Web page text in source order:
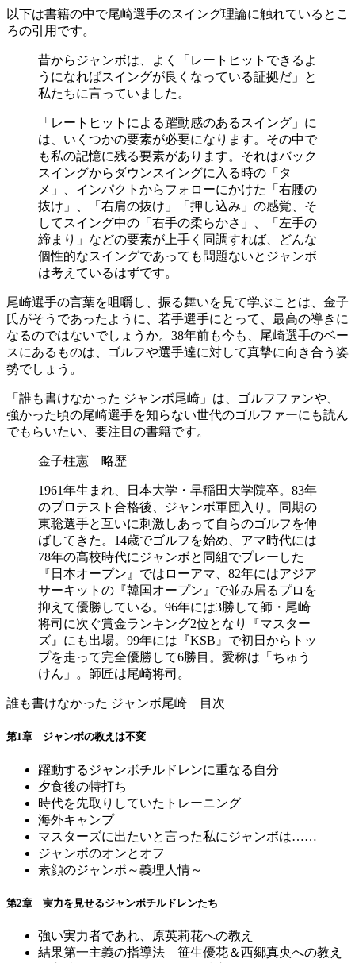
以下は書籍の中で尾崎選手のスイング理論に触れているとこ
ろの引用です。
昔からジャンボは、よく「レートヒットできるよ
うになればスイングが良くなっている証拠だ」と
私たちに言っていました。
「レートヒットによる躍動感のあるスイング」に
は、いくつかの要素が必要になります。その中で
も私の記憶に残る要素があります。それはバック
スイングからダウンスイングに入る時の「タ
メ」、インパクトからフォローにかけた「右腰の
抜け」、「右肩の抜け」「押し込み」の感覚、そ
してスイング中の「右手の柔らかさ」、「左手の
締まり」などの要素が上手く同調すれば、どんな
個性的なスイングであっても問題ないとジャンボ
は考えているはずです。
尾崎選手の言葉を咀嚼し、振る舞いを見て学ぶことは、金子
氏がそうであったように、若手選手にとって、最高の導きに
なるのではないでしょうか。38年前も今も、尾崎選手のベー
スにあるものは、ゴルフや選手達に対して真摯に向き合う姿
勢でしょう。
「誰も書けなかった ジャンボ尾崎」は、ゴルフファンや、
強かった頃の尾崎選手を知らない世代のゴルファーにも読ん
でもらいたい、要注目の書籍です。
金子柱憲 略歴
1961年生まれ、日本大学・早稲田大学院卒。83年
のプロテスト合格後、ジャンボ軍団入り。同期の
東聡選手と互いに刺激しあって自らのゴルフを伸
ばしてきた。14歳でゴルフを始め、アマ時代には
78年の高校時代にジャンボと同組でプレーした
『日本オープン』ではローアマ、82年にはアジア
サーキットの『韓国オープン』で並み居るプロを
抑えて優勝している。96年には3勝して師・尾崎
将司に次ぐ賞金ランキング2位となり『マスター
ズ』にも出場。99年には『KSB』で初日からトッ
プを走って完全優勝して6勝目。愛称は「ちゅう
けん」。師匠は尾崎将司。
誰も書けなかった ジャンボ尾崎 目次
第1章 ジャンボの教えは不変
躍動するジャンボチルドレンに重なる自分
夕食後の特打ち
時代を先取りしていたトレーニング
海外キャンプ
マスターズに出たいと言った私にジャンボは……
ジャンボのオンとオフ
素顔のジャンボ～義理人情～
第2章 実力を見せるジャンボチルドレンたち
強い実力者であれ、原英莉花への教え
結果第一主義の指導法 笹生優花＆西郷真央への教え